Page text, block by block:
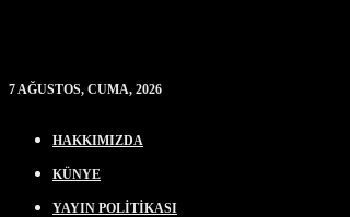
7 AĞUSTOS, CUMA, 2026
HAKKIMIZDA
KÜNYE
YAYIN POLİTİKASI